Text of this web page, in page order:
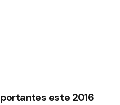
este 2016